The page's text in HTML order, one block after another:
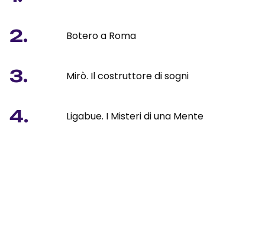
2. Botero a Roma
3. Mirò. Il costruttore di sogni
4. Ligabue. I Misteri di una Mente